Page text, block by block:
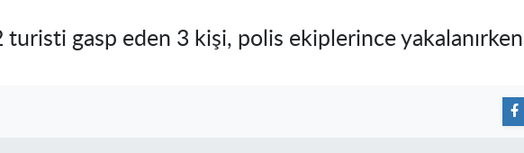
turisti gasp eden 3 kişi, polis ekiplerince